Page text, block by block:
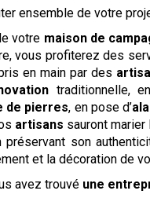
ensemble de votre
votre maison de
vous profiterez des
en main par des
traditionnelle,
de pierres, en pose d’
artisans sauront
préservant son
et la décoration de
avez trouvé une